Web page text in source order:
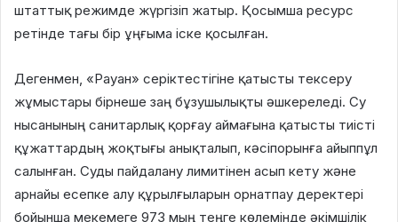
штаттық режимде жүргізіп жатыр. Қосымша ресурс
ретінде тағы бір ұңғыма іске қосылған.
Дегенмен, «Рауан» серіктестігіне қатысты тексеру
жұмыстары бірнеше заң бұзушылықты әшкереледі. Су
нысанының санитарлық қорғау аймағына қатысты тиісті
құжаттардың жоқтығы анықталып, кәсіпорынға айыппұл
салынған. Суды пайдалану лимитінен асып кету және
арнайы есепке алу құрылғыларын орнатпау деректері
бойынша мекемеге 973 мың теңге көлемінде әкімшілік